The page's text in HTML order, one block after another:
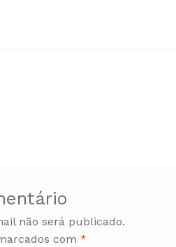
não será publicado.
com *